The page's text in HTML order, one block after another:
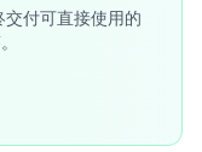
付可直接使用的